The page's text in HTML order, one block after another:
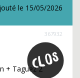
le 15/05/2026
367932
+ Taguez 2